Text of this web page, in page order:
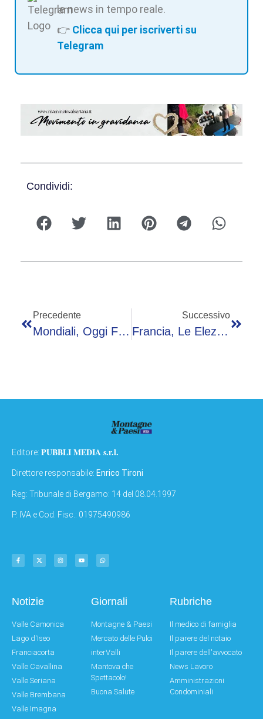
le news in tempo reale.
👉 Clicca qui per iscriverti su
Telegram
Condividi:
Precedente
Mondiali, Oggi Francia-Svezia – Diretta
Successivo
Francia, Le Elezioni Presidenziali Si Terranno Il 18 Aprile E Il 2 Maggio 2027
Editore: PUBBLI MEDIA s.r.l.
Direttore responsabile: Enrico Tironi
Reg: Tribunale di Bergamo: 14 del 08.04.1997
P. IVA e Cod. Fisc.: 01975490986
Notizie
Valle Camonica
Lago d'Iseo
Franciacorta
Valle Cavallina
Valle Seriana
Valle Brembana
Valle Imagna
Giornali
Montagne & Paesi
Mercato delle Pulci
interValli
Mantova che
Spettacolo!
Buona Salute
Rubriche
Il medico di famiglia
Il parere del notaio
Il parere dell'avvocato
News Lavoro
Amministrazioni
Condominiali